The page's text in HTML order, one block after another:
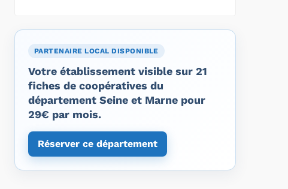
PARTENAIRE LOCAL DISPONIBLE
Votre établissement visible sur 21
fiches de coopératives du
département Seine et Marne pour
29€ par mois.
Réserver ce département